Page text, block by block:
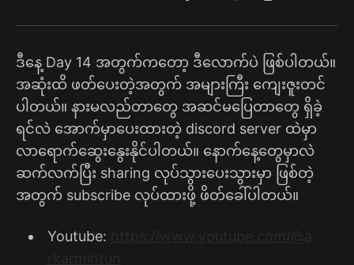
ဒီနေ့ Day 14 အတွက်ကတော့ ဒီလောက်ပဲ ဖြစ်ပါတယ်။
အဆုံးထိ ဖတ်ပေးတဲ့အတွက် အများကြီး ကျေးဇူးတင်
ပါတယ်။ နားမလည်တာတွေ အဆင်မပြေတာတွေ ရှိခဲ့
ရင်လဲ အောက်မှာပေးထားတဲ့ discord server ထဲမှာ
လာရောက်ဆွေးနွေးနိုင်ပါတယ်။ နောက်နေ့တွေမှာလဲ
ဆက်လက်ပြီး sharing လုပ်သွားပေးသွားမှာ ဖြစ်တဲ့
အတွက် subscribe လုပ်ထားဖို့ ဖိတ်ခေါ်ပါတယ်။
Youtube: